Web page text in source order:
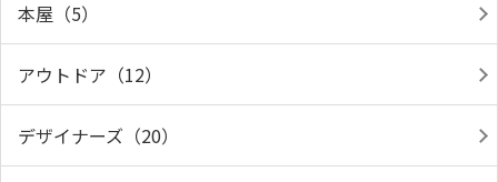
本屋（5）
アウトドア（12）
デザイナーズ（20）